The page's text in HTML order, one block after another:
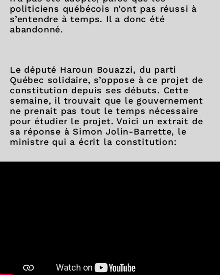
politiciens québécois n’ont pas réussi à
s’entendre à temps. Il a donc été
abandonné.
Le député Haroun Bouazzi, du parti
Québec solidaire, s’oppose à ce projet de
constitution depuis ses débuts. Cette
semaine, il trouvait que le gouvernement
ne prenait pas tout le temps nécessaire
pour étudier le projet. Voici un extrait de
sa réponse à Simon Jolin-Barrette, le
ministre qui a écrit la constitution: